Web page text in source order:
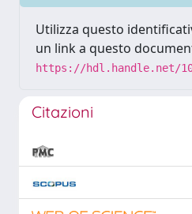
Utilizza questo
un link a questo
https://hdl.handle.net/
Citazioni